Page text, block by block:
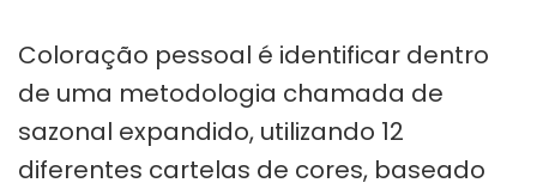
Coloração pessoal é identificar dentro
de uma metodologia chamada de
sazonal expandido, utilizando 12
diferentes cartelas de cores, baseado